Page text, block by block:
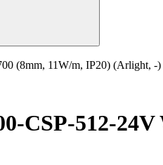
(8mm, 11W/m, IP20) (Arlight, -)
CSP-512-